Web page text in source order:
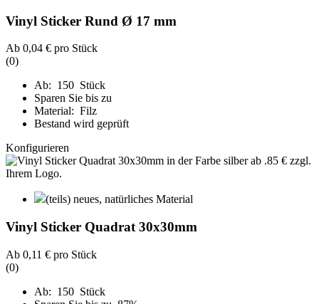
Vinyl Sticker Rund Ø 17 mm
Ab 0,04 € pro Stück
(0)
Ab: 150 Stück
Sparen Sie bis zu
Material: Filz
Bestand wird geprüft
Konfigurieren
(teils) neues, natürliches Material
Vinyl Sticker Quadrat 30x30mm
Ab 0,11 € pro Stück
(0)
Ab: 150 Stück